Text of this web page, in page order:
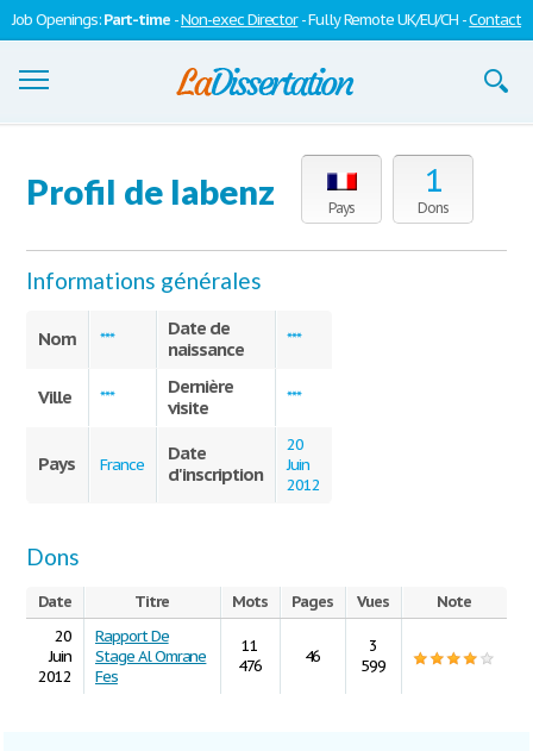
Job Openings:Part-time -Non-exec Director- Fully Remote UK/EU/CH -Contact
S'inscrire
Se connecter
Pays
1
Dons
Profil de labenz
Informations générales
Nom ***
Date de
naissance
***
Ville ***
Dernière
visite
***
Pays France
Date
d'inscription
20
Juin
2012
Dons
Date Titre Mots Pages Vues
Note
20
Juin
2012
Rapport De
Stage Al Omrane
Fes
11
476
46
3
599